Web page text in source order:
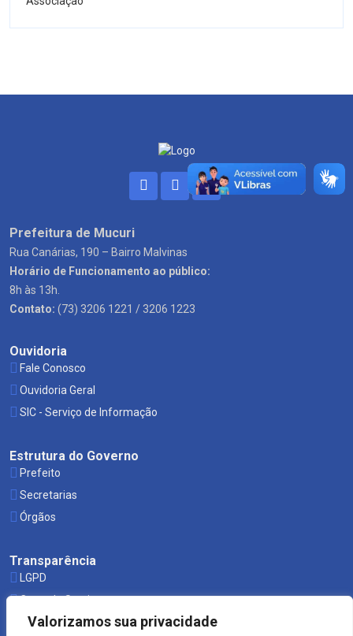
Valorizamos sua privacidade
Prefeitura de Mucuri
Rua Canárias, 190 – Bairro Malvinas
Horário de Funcionamento ao público:
8h às 13h.
Contato: (73) 3206 1221 / 3206 1223
Ouvidoria
Fale Conosco
Ouvidoria Geral
SIC - Serviço de Informação
Estrutura do Governo
Prefeito
Secretarias
Órgãos
Transparência
LGPD
Carta de Serviços
Leis Municipais